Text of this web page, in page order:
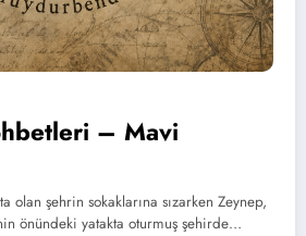
– Mavi
olan şehrin sokaklarına sızarken Zeynep,
önündeki yatakta oturmuş şehirde…